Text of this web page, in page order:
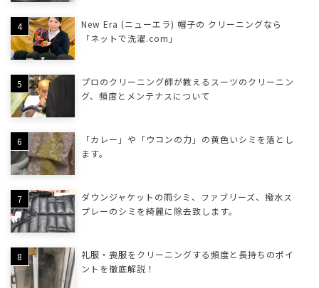
New Era (ニューエラ) 帽子の クリーニングなら
「ネットで洗濯.com」
プロのクリーニング師が教えるスーツのクリーニン
グ、頻度とメンテナスについて
「カレー」や「ウコンの力」の黄色いシミを落とし
ます。
ダウンジャケットの雨シミ、ファブリーズ、撥水ス
プレーのシミを綺麗に除去致します。
礼服・喪服をクリーニングする頻度と長持ちのポイ
ントを徹底解説！